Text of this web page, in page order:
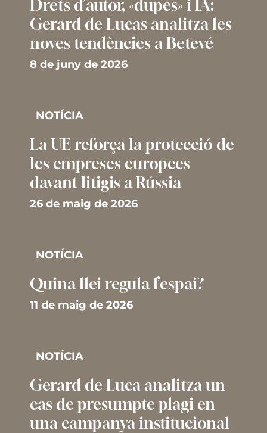
Drets d’autor, «dupes» i IA:
Gerard de Lucas analitza les
noves tendències a Betevé
8 de juny de 2026
NOTÍCIA
La UE reforça la protecció de
les empreses europees
davant litigis a Rússia
26 de maig de 2026
NOTÍCIA
Quina llei regula l’espai?
11 de maig de 2026
NOTÍCIA
Gerard de Luca analitza un
cas de presumpte plagi en
una campanya institucional